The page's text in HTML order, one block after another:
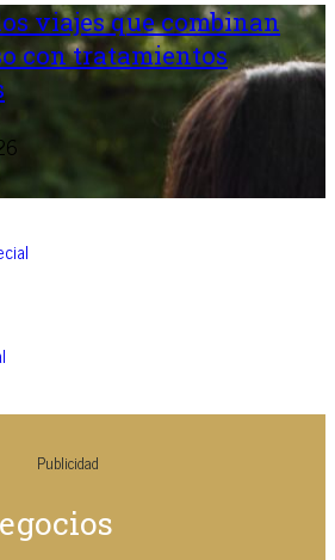
viajes que combinan
con tratamientos
Publicidad